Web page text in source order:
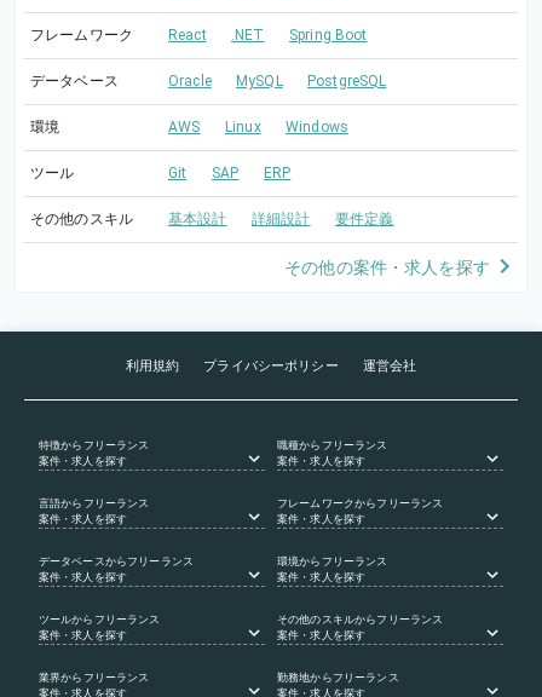
フレームワーク React .NET Spring Boot
データベース Oracle MySQL PostgreSQL
環境 AWS Linux Windows
ツール Git SAP ERP
その他のスキル 基本設計 詳細設計 要件定義
その他の案件・求人を探す
利用規約 プライバシーポリシー 運営会社
特徴からフリーランス
案件・求人を探す
職種からフリーランス
案件・求人を探す
言語からフリーランス
案件・求人を探す
フレームワークからフリーランス
案件・求人を探す
データベース からフリーランス
案件・求人を探す
環境からフリーランス
案件・求人を探す
ツールからフリーランス
案件・求人を探す
その他のスキルからフリーランス
案件・求人を探す
業界からフリーランス
案件・求人を探す
勤務地からフリーランス
案件・求人を探す